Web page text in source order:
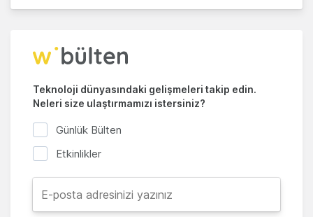
Teknoloji dünyasındaki gelişmeleri takip edin.
Neleri size ulaştırmamızı istersiniz?
Günlük Bülten
Etkinlikler